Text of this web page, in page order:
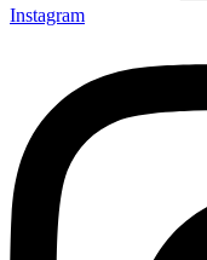
Instagram